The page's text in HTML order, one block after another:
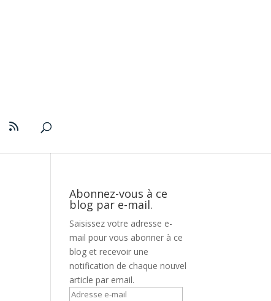
Abonnez-vous à ce
blog par e-mail.
Saisissez votre adresse e-
mail pour vous abonner à ce
blog et recevoir une
notification de chaque nouvel
article par email.
Adresse